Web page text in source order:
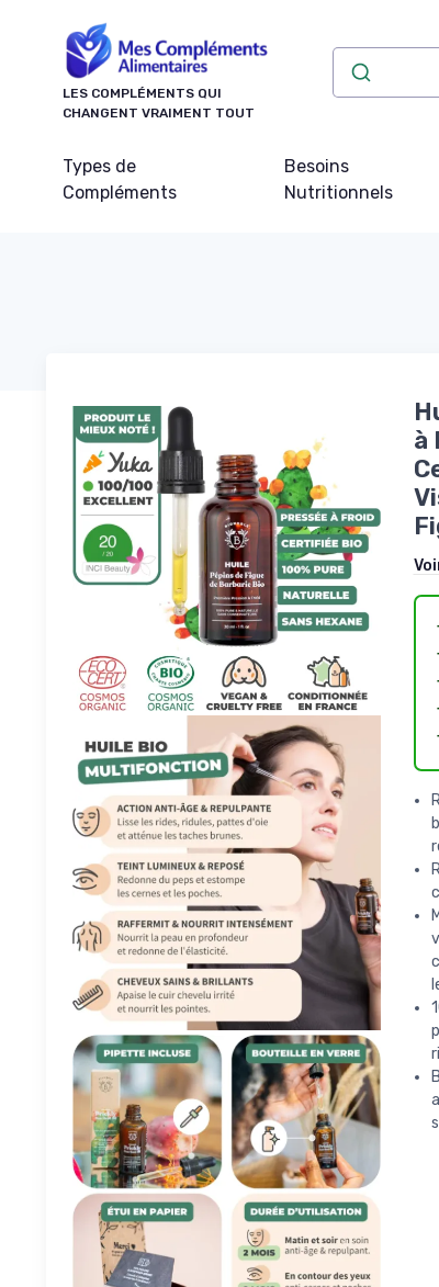
LES COMPLÉMENTS QUI
CHANGENT VRAIMENT TOUT
Types de
Compléments
Besoins
Nutritionnels
à